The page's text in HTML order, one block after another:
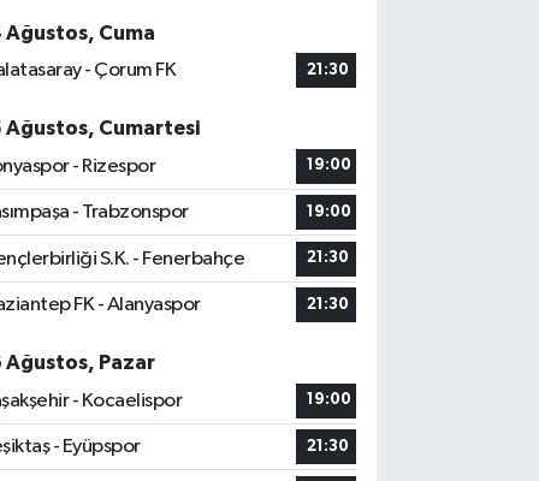
Ağustos, Cuma
- Çorum FK
21:30
Ağustos, Cumartesi
- Rizespor
19:00
- Trabzonspor 19:00
S.K. - Fenerbahçe 21:30
FK - Alanyaspor 21:30
Ağustos, Pazar
- Kocaelispor
19:00
- Eyüpspor 21:30